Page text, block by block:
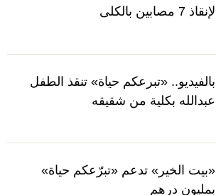
لإنقاذ 7 مصابين بالكلى
بالفيديو.. «تبرعكم حياة» تنقذ الطفل
عبدالله بكلية من شقيقه
«بيت الخير» تدعم «تبرّعكم حياة»
بمليون درهم